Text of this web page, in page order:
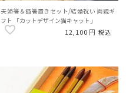
夫婦箸＆猫箸置きセット/結婚祝い 両親ギ
フト 「カットデザイン猫キャット」
12,100 税込